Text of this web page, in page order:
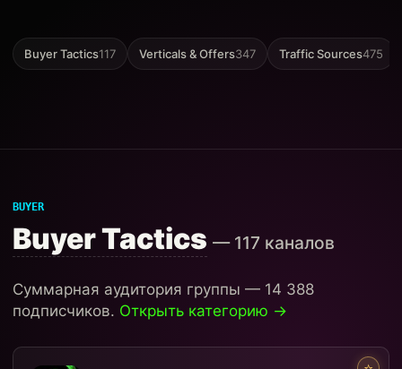
Buyer Tactics117 Verticals & Offers347 Traffic Sources475
BUYER
Buyer Tactics — 117 каналов
Суммарная аудитория группы — 14 388
подписчиков. Открыть категорию →